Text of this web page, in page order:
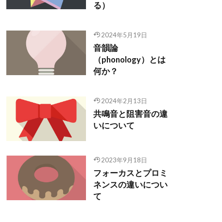
る）
2024年5月19日
音韻論
（phonology）とは
何か？
2024年2月13日
共鳴音と阻害音の違
いについて
2023年9月18日
フォーカスとプロミ
ネンスの違いについ
て